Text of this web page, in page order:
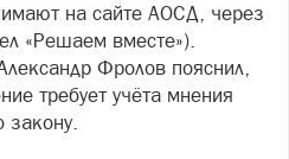
на сайте АОСД, через
«Решаем вместе»).
Фролов пояснил,
требует учёта мнения
закону.